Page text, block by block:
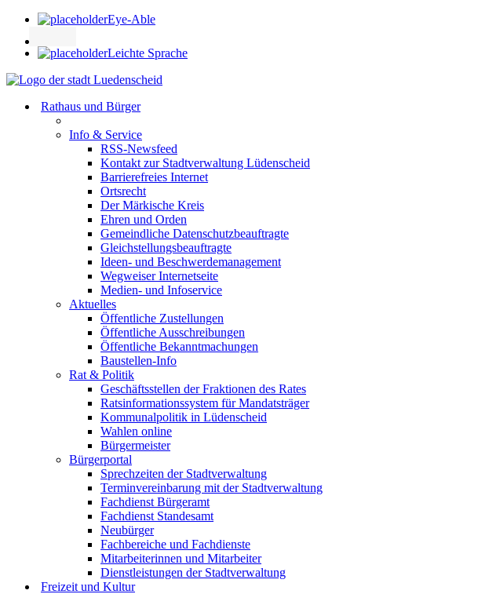
Eye-Able
Leichte Sprache
Rathaus und Bürger
Info & Service
RSS-Newsfeed
Kontakt zur Stadtverwaltung Lüdenscheid
Barrierefreies Internet
Ortsrecht
Der Märkische Kreis
Ehren und Orden
Gemeindliche Datenschutzbeauftragte
Gleichstellungsbeauftragte
Ideen- und Beschwerdemanagement
Wegweiser Internetseite
Medien- und Infoservice
Aktuelles
Öffentliche Zustellungen
Öffentliche Ausschreibungen
Öffentliche Bekanntmachungen
Baustellen-Info
Rat & Politik
Geschäftsstellen der Fraktionen des Rates
Ratsinformationssystem für Mandatsträger
Kommunalpolitik in Lüdenscheid
Wahlen online
Bürgermeister
Bürgerportal
Sprechzeiten der Stadtverwaltung
Terminvereinbarung mit der Stadtverwaltung
Fachdienst Bürgeramt
Fachdienst Standesamt
Neubürger
Fachbereiche und Fachdienste
Mitarbeiterinnen und Mitarbeiter
Dienstleistungen der Stadtverwaltung
Freizeit und Kultur